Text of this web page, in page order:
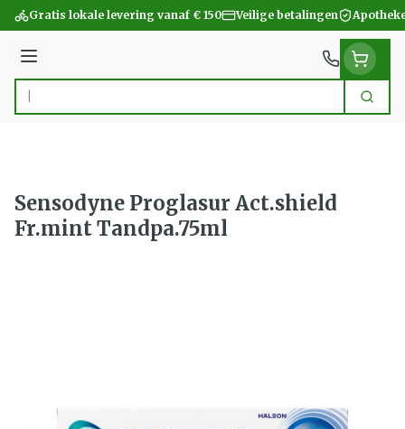
Ga naar de inhoud
Gratis lokale levering vanaf € 150 Veilige betalingen
Menu
Product, merk, categorie... Zoek
Sensodyne Proglasur Act.shield
Fr.mint Tandpa.75ml